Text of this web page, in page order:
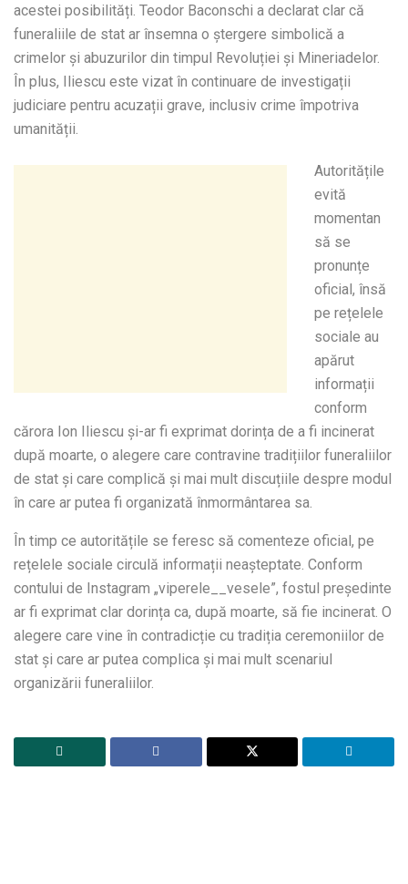
acestei posibilități. Teodor Baconschi a declarat clar că
funeraliile de stat ar însemna o ștergere simbolică a
crimelor și abuzurilor din timpul Revoluției și Mineriadelor.
În plus, Iliescu este vizat în continuare de investigații
judiciare pentru acuzații grave, inclusiv crime împotriva
umanității.
Autoritățile
evită
momentan
să se
pronunțe
oficial, însă
pe rețelele
sociale au
apărut
informații
conform
cărora Ion Iliescu și-ar fi exprimat dorința de a fi incinerat
după moarte, o alegere care contravine tradițiilor funeraliilor
de stat și care complică și mai mult discuțiile despre modul
în care ar putea fi organizată înmormântarea sa.
În timp ce autoritățile se feresc să comenteze oficial, pe
rețelele sociale circulă informații neașteptate. Conform
contului de Instagram „viperele__vesele”, fostul președinte
ar fi exprimat clar dorința ca, după moarte, să fie incinerat. O
alegere care vine în contradicție cu tradiția ceremoniilor de
stat și care ar putea complica și mai mult scenariul
organizării funeraliilor.